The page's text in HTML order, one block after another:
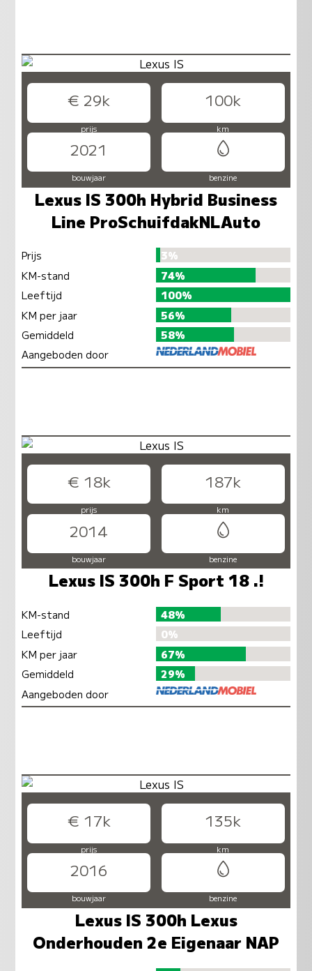
€ 29k 100k
prijs km
2021
bouwjaar benzine
Lexus IS 300h Hybrid Business
Line ProSchuifdakNLAuto
Prijs
3%
KM-stand
74%
Leeftijd
100%
KM per jaar
56%
Gemiddeld
58%
Aangeboden door
€ 18k 187k
prijs km
2014
bouwjaar benzine
Lexus IS 300h F Sport 18 .!
KM-stand
48%
Leeftijd
0%
KM per jaar
67%
Gemiddeld
29%
Aangeboden door
€ 17k 135k
prijs km
2016
bouwjaar benzine
Lexus IS 300h Lexus
Onderhouden 2e Eigenaar NAP